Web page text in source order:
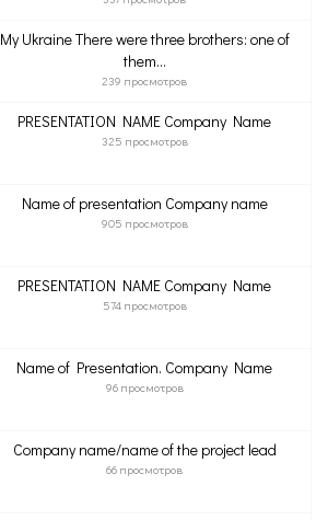
My Ukraine There were three brothers: one of
them...
239 просмотров
PRESENTATION NAME Company Name
325 просмотров
Name of presentation Company name
905 просмотров
PRESENTATION NAME Company Name
574 просмотров
Name of Presentation. Company Name
96 просмотров
Company name/name of the project lead
66 просмотров